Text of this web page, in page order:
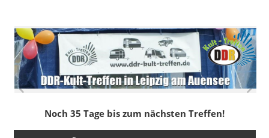
springen
DDR-
Kult-
Treffen
in
Noch 35 Tage bis zum nächsten Treffen!